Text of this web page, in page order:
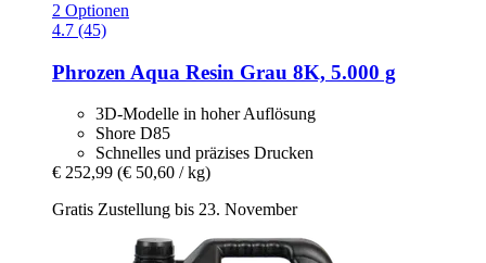
2 Optionen
4.7 (45)
Phrozen Aqua Resin Grau 8K, 5.000 g
3D-Modelle in hoher Auflösung
Shore D85
Schnelles und präzises Drucken
€ 252,99 (€ 50,60 / kg)
Gratis Zustellung bis 23. November